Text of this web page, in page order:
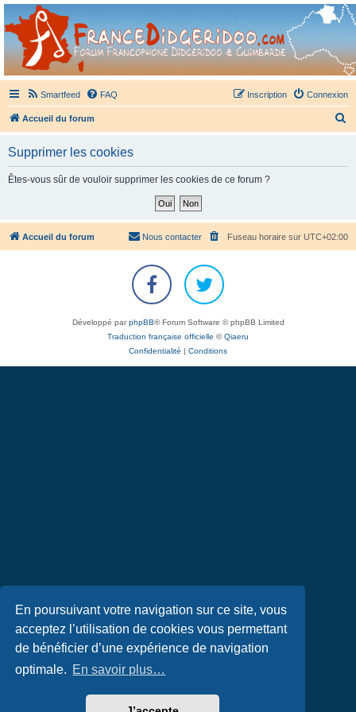
En poursuivant votre navigation sur ce site, vous
acceptez l’utilisation de cookies vous permettant
de bénéficier d’une expérience de navigation
optimale. En savoir plus…
France Didgeridoo
Didgeridoo et Guimbarde sur France Didgeridoo - retrouvez la communauté.
Smartfeed FAQ Connexion
Inscription
Accueil du forum
c
h
Supprimer les cookies
Êtes-vous sûr de vouloir supprimer les cookies de ce forum ?
Accueil du forum Fuseau horaire sur UTC+02:00
Nous contacter
Développé parphpBB® Forum Software © phpBB Limited
Traduction française officielle ©Qiaeru
Confidentialité
Conditions